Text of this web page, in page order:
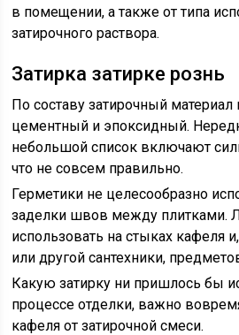
в помещении, а также от типа
затирочного раствора.
Затирка затирке рознь
По составу затирочный
цементный и эпоксидный.
небольшой список включают
что не совсем правильно.
Герметики не целесообразно
заделки швов между плитками.
использовать на стыках кафеля
или другой сантехники,
Какую затирку ни пришлось бы
процессе отделки, важно
кафеля от затирочной смеси.